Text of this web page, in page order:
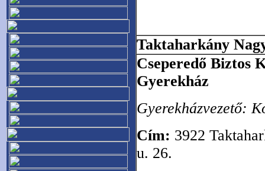
Taktaharkány
Cseperedő Biztos
Gyerekház
Gyerekházvezető:
Cím: 3922
u. 26.